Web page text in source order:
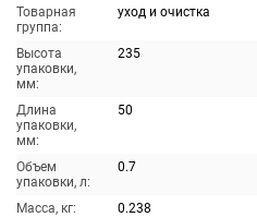
Товарная
группа:
уход и очистка
Высота
упаковки,
мм:
235
Длина
упаковки,
мм:
50
Объем
упаковки, л:
0.7
Масса, кг:
0.238